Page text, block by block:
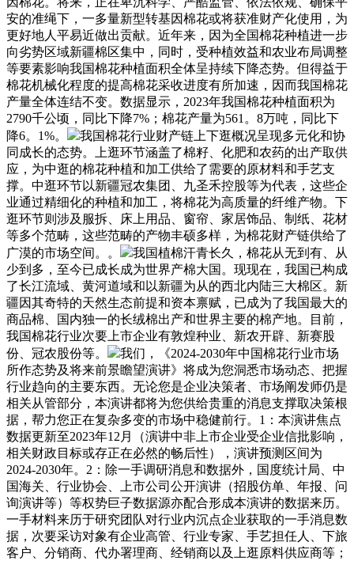
安的准绳下，一多量新型转基因棉花或将获准财产化使用，为
更好地人平易近做出贡献。近年来，因为全国棉花种植进一步
向劣势区域新疆棉区集中，同时，受种植效益和农业布局调整
等要素影响我国棉花种植面积全体呈持续下降态势。但得益于
棉花机械化程度的提高棉花采收进度有所加速，因而我国棉花
产量全体连结不变。数据显示，2023年我国棉花种植面积为
2790千公顷，同比下降7%；棉花产量为561。8万吨，同比下
降6。1%。
我国棉花行业财产链上下逛概况呈现多元化和协
同成长的态势。上逛环节涵盖了棉籽、化肥和农药的出产取供
应，为中逛的棉花种植和加工供给了需要的原材料和手艺支
撑。中逛环节以新疆冠农集团、九圣禾控股等为代表，这些企
业通过精细化的种植和加工，将棉花为高质量的纤维产物。下
逛环节则涉及服拆、床上用品、窗帘、家居饰品、制纸、花材
等多个范畴，这些范畴的产物丰硕多样，为棉花财产链供给了
广漠的市场空间。。
我国植棉汗青长久，棉花从无到有、从
少到多，至今已成长成为世界产棉大国。现现在，我国已构成
了长江流域、黄河道域和以新疆为从的西北内陆三大棉区。新
疆因其奇特的天然生态前提和资本禀赋，已成为了我国最大的
商品棉、国内独一的长绒棉出产和世界主要的棉产地。目前，
我国棉花行业次要上市企业有敦煌种业、新农开辟、新赛股
份、冠农股份等。
我们，《2024-2030年中国棉花行业市场
所作态势及将来前景瞻望演讲》将成为您洞悉市场动态、把握
行业趋向的主要东西。无论您是企业决策者、市场阐发师仍是
相关从管部分，本演讲都将为您供给贵重的消息支撑取决策根
据，帮力您正在复杂多变的市场中稳健前行。1：本演讲焦点
数据更新至2023年12月（演讲中非上市企业受企业信批影响，
相关财政目标或存正在必然的畅后性），演讲预测区间为
2024-2030年。2：除一手调研消息和数据外，国度统计局、中
国海关、行业协会、上市公司公开演讲（招股仿单、年报、问
询演讲等）等权势巨子数据源亦配合形成本演讲的数据来历。
一手材料来历于研究团队对行业内沉点企业获取的一手消息数
据，次要采访对象有企业高管、行业专家、手艺担任人、下旅
客户、分销商、代办署理商、经销商以及上逛原料供应商等；